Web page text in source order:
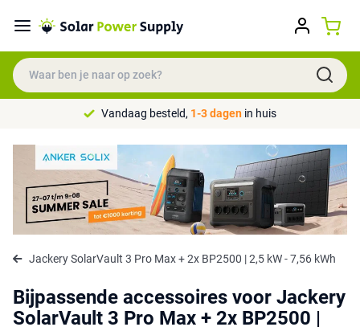
Vandaag besteld, 1-3 dagen in huis
Jackery SolarVault 3 Pro Max + 2x BP2500 | 2,5 kW - 7,56 kWh
Bijpassende accessoires voor Jackery
SolarVault 3 Pro Max + 2x BP2500 |